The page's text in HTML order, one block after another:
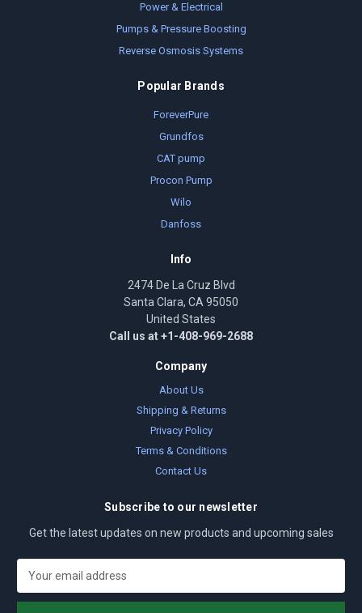
Power & Electrical
Pumps & Pressure Boosting
Reverse Osmosis Systems
Popular Brands
ForeverPure
Grundfos
CAT pump
Procon Pump
Wilo
Danfoss
Info
2474 De La Cruz Blvd
Santa Clara, CA 95050
United States
Call us at +1-408-969-2688
Company
About Us
Shipping & Returns
Privacy Policy
Terms & Conditions
Contact Us
Subscribe to our newsletter
Get the latest updates on new products and upcoming sales
a